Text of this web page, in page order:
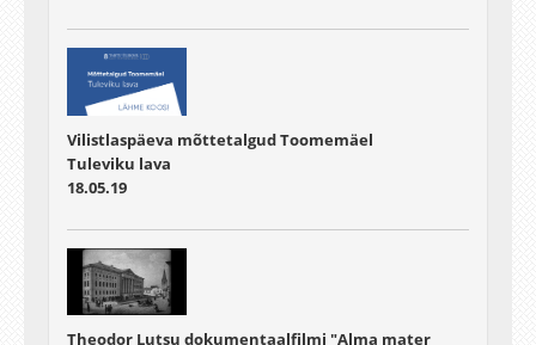
Vilistlaspäeva mõttetalgud Toomemäel
Tuleviku lava
18.05.19
Theodor Lutsu dokumentaalfilmi "Alma mater